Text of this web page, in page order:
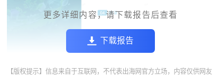
更多详细内容，请下载报告后查看
下载报告
【版权提示】信息来自于互联网，不代表出海网官方立场，内容仅供网友